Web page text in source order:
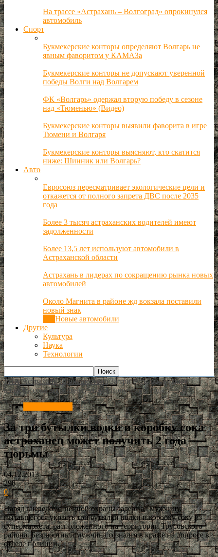
На трассе «Астрахань – Волгоград» опрокинулся
автомобиль
Спорт
Букмекерские конторы определяют Волгарь не
явным фаворитом у КАМАЗа
Букмекерские конторы не допускают уверенной
победы Волги над Волгарем
ФК «Волгарь» одержал вторую победу в сезоне
над «Тюменью» (Видео)
Букмекерские конторы выявили фаворита в игре
Тюмени и Волгаря
Букмекерские конторы выясняют, кто скатится
ниже: Шинник или Волгарь?
Авто
Евросоюз пересматривает экологические цели и
откажется от полного запрета ДВС после 2035
года
Более 3 тысяч астраханских водителей имеют
задолженности
Более 13,5 лет используют автомобили в
Астраханской области
Астрахань в лидерах по сокращению рынка новых
автомобилей
Около Магнита в районе жд вокзала поставили
новый знак
Новые автомобили
Другие
Культура
Наука
Технологии
РИА Астрахань Происшествия За три бутылки водки и
коробку сока астраханец может получить 2 года...
За три бутылки водки и коробку сока
астраханец может получить 2 года
тюрьмы
04.12.2013
298
0
Наряд вневедомственной охраны задержал мужчину,
пытавшегося украсть три бутылки водки и коробку соку из
супермаркета, расположенного на территории Трусовского
района. Безработный мужчина сознался в краже на допросе в
отделе полиции.